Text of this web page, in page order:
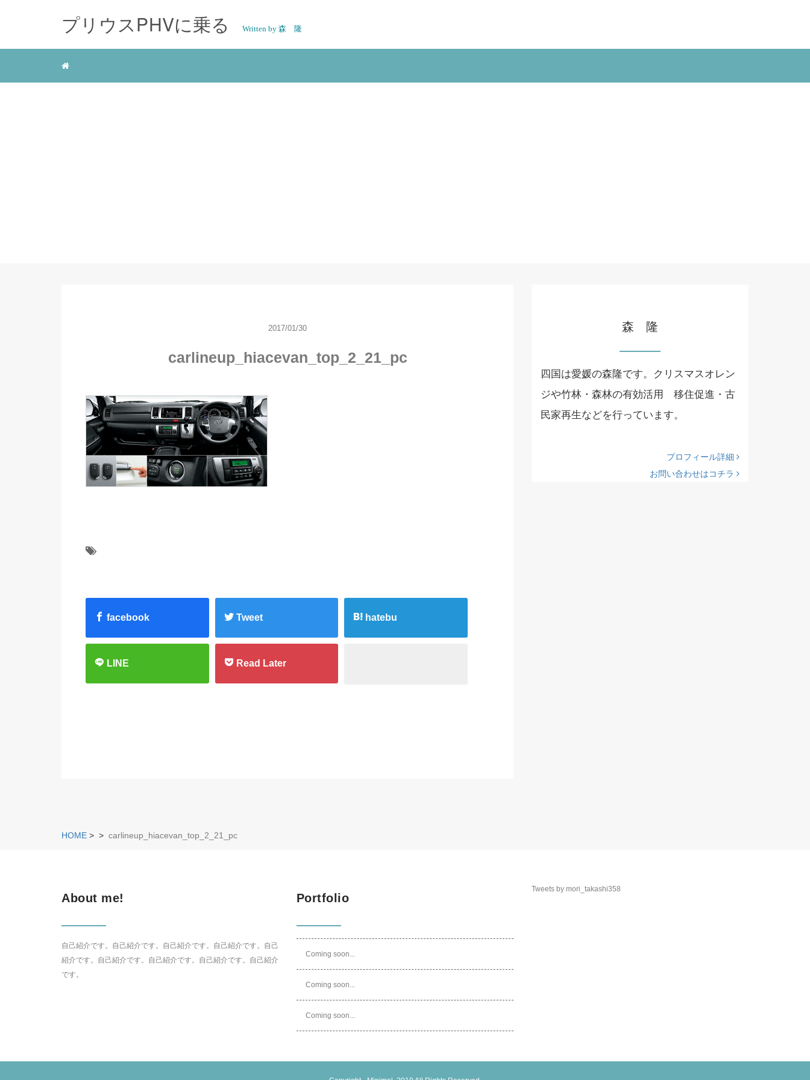
プリウスPHVに乗る Written by 森 隆
2017/01/30
carlineup_hiacevan_top_2_21_pc
facebook Tweet hatebu
LINE Read Later
森 隆
四国は愛媛の森隆です。クリスマスオレン
ジや竹林・森林の有効活用 移住促進・古
民家再生などを行っています。
プロフィール詳細
お問い合わせはコチラ
HOME > > carlineup_hiacevan_top_2_21_pc
About me!
自己紹介です。自己紹介です。自己紹介です。自己紹介です。自己
紹介です。自己紹介です。自己紹介です。自己紹介です。自己紹介
です。
Portfolio
Coming soon...
Coming soon...
Coming soon...
Tweets by mori_takashi358